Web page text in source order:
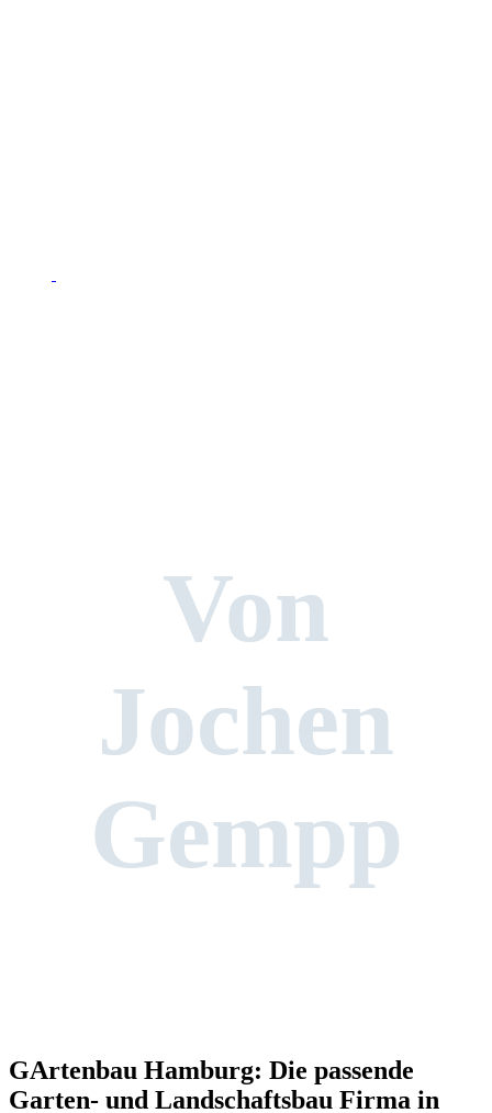
Von
Jochen
Gempp
GArtenbau Hamburg: Die passende
Garten- und Landschaftsbau Firma in